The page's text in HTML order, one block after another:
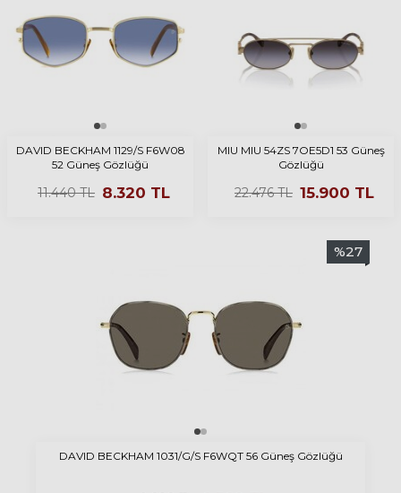
DAVID BECKHAM 1129/S F6W08
52 Güneş Gözlüğü
11.440TL 8.320 TL
MIU MIU 54ZS 7OE5D1 53 Güneş
Gözlüğü
22.476TL 15.900 TL
%27
DAVID BECKHAM 1031/G/S F6WQT 56 Güneş Gözlüğü